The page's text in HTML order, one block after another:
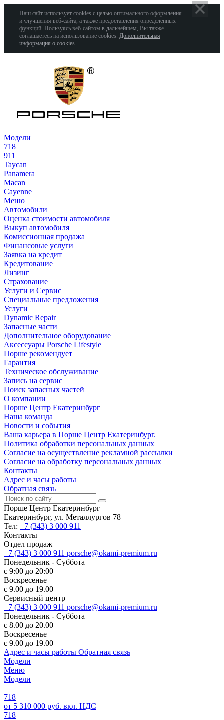
Наш сайт использует cookies с целью оптимального оформления
и улучшения веб-сайта, а также предоставления определенных
функций. Пользуясь веб-сайтом в дальнейшем, Вы также
соглашаетесь на использование cookies. Дополнительная
информация о cookies.
Модели
718
911
Taycan
Panamera
Macan
Cayenne
Меню
Автомобили
Оценка стоимости автомобиля
Выкуп автомобиля
Комиссионная продажа
Финансовые услуги
Заявка на кредит
Кредитование
Лизинг
Страхование
Услуги и Сервис
Специальные предложения
Услуги
Dynamic Repair
Запасные части
Дополнительное оборудование
Аксессуары Porsche Lifestyle
Порше рекомендует
Гарантия
Техническое обслуживание
Запись на сервис
Поиск запасных частей
О компании
Порше Центр Екатеринбург
Наша команда
Новости и события
Ваша карьера в Порше Центр Екатеринбург.
Политика обработки персональных данных
Согласие на осуществление рекламной рассылки
Согласие на обработку персональных данных
Контакты
Адрес и часы работы
Обратная связь
Порше Центр Екатеринбург
Екатеринбург, ул. Металлургов 78
Тел: +7 (343) 3 000 911
Контакты
Отдел продаж
+7 (343) 3 000 911 porsche@okami-premium.ru
Понедельник - Суббота
с 9:00 до 20:00
Воскресенье
с 9.00 до 19.00
Сервисный центр
+7 (343) 3 000 911 porsche@okami-premium.ru
Понедельник - Суббота
с 8.00 до 20.00
Воскресенье
с 9.00 до 19.00
Адрес и часы работы Обратная связь
Модели
Меню
Модели
718
от 5 310 000 руб. вкл. НДС
718